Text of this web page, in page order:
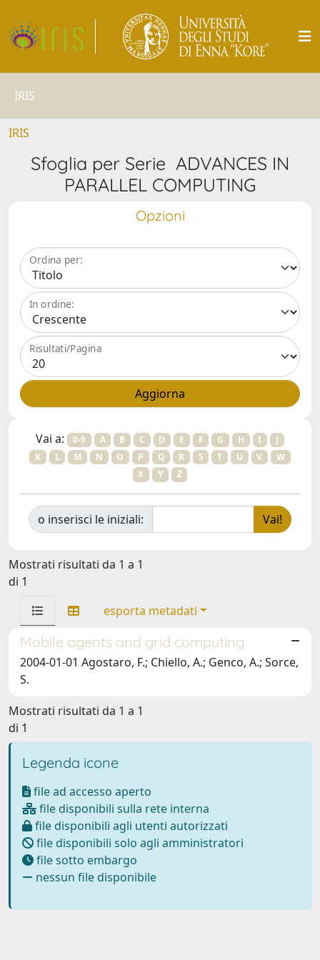
IRIS
IRIS
Sfoglia per Serie ADVANCES IN
PARALLEL COMPUTING
Opzioni
Ordina per:
In ordine:
Risultati/Pagina
Vai a: 0-9 A B C D E F G H I
J
K
L M N O P Q R S T U V
W
X
Y Z
o inserisci le iniziali:
Mostrati risultati da 1 a 1
di 1
esporta metadati
Mobile agents and grid computing
2004-01-01 Agostaro, F.; Chiello, A.; Genco, A.; Sorce,
S.
Mostrati risultati da 1 a 1
di 1
Legenda icone
file ad accesso aperto
file disponibili sulla rete interna
file disponibili agli utenti autorizzati
file disponibili solo agli amministratori
file sotto embargo
nessun file disponibile